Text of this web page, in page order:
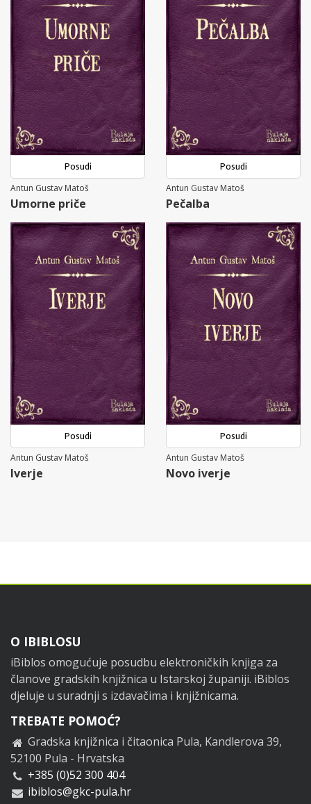
Posudi
Antun Gustav Matoš
Umorne priče
Posudi
Antun Gustav Matoš
Pečalba
Posudi
Antun Gustav Matoš
Iverje
Posudi
Antun Gustav Matoš
Novo iverje
Footer
O IBIBLOSU
iBiblos omogućuje posudbu elektroničkih knjiga za
članove gradskih knjižnica u Istarskoj županiji. iBiblos
djeluje u suradnji s izdavačima i knjižnicama.
TREBATE POMOĆ?
Gradska knjižnica i čitaonica Pula, Kandlerova 39,
52100 Pula - Hrvatska
+385 (0)52 300 404
ibiblos@gkc-pula.hr